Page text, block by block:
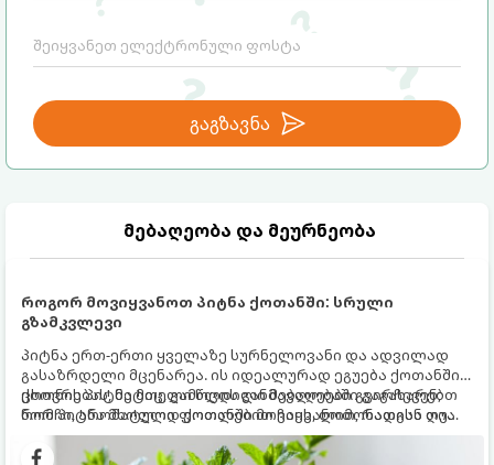
გაგზავნა
მებაღეობა და მეურნეობა
როგორ მოვიყვანოთ პიტნა ქოთანში: სრული
გზამკვლევი
პიტნა ერთ-ერთი ყველაზე სურნელოვანი და ადვილად
გასაზრდელი მცენარეა. ის იდეალურად ეგუება ქოთანში
ცხოვრებას, მეტიც, გამოცდილი მებაღეები გვირჩევენ,
რომ პიტნა მხოლოდ ქოთანში მოვიყვანოთ, რადგან ღია
გრუნტში (ბაღში) დარგვისას ის ფესვებით ძალიან
სწრაფად ვრცელდება და სხვა მცენარეებს ავიწროებს.
ქოთნის პიტნა მთელი წლის განმავლობაში გაგახარებთ
ნორჩი, არომატული ფოთლებით ჩაის, ლიმონათისა თუ
კერძებისთვის.
რეალური, მაგრამ ჯერ კიდევ უხილავი
საფრთხისგან შორს მივყავართ.